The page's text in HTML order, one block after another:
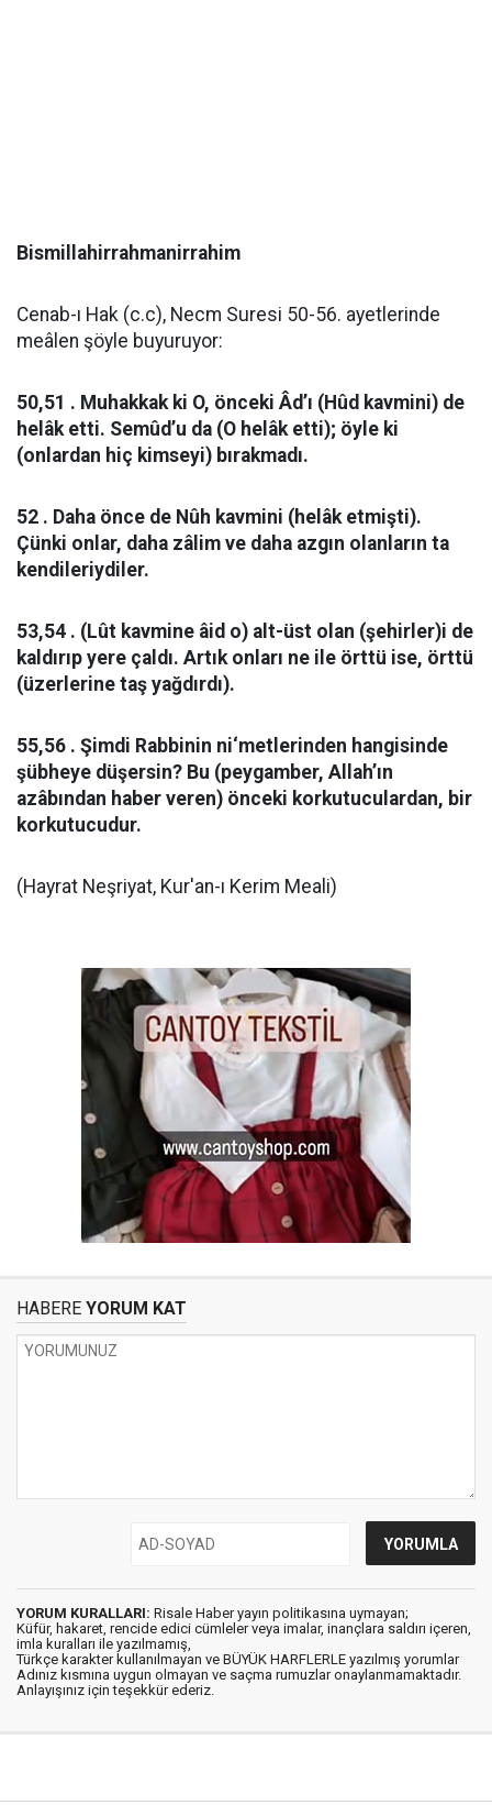
Bismillahirrahmanirrahim
Cenab-ı Hak (c.c), Necm Suresi 50-56. ayetlerinde
meâlen şöyle buyuruyor:
50,51 . Muhakkak ki O, önceki Âd’ı (Hûd kavmini) de
helâk etti. Semûd’u da (O helâk etti); öyle ki
(onlardan hiç kimseyi) bırakmadı.
52 . Daha önce de Nûh kavmini (helâk etmişti).
Çünki onlar, daha zâlim ve daha azgın olanların ta
kendileriydiler.
53,54 . (Lût kavmine âid o) alt-üst olan (şehirler)i de
kaldırıp yere çaldı. Artık onları ne ile örttü ise, örttü
(üzerlerine taş yağdırdı).
55,56 . Şimdi Rabbinin ni‘metlerinden hangisinde
şübheye düşersin? Bu (peygamber, Allah’ın
azâbından haber veren) önceki korkutuculardan, bir
korkutucudur.
(Hayrat Neşriyat, Kur'an-ı Kerim Meali)
HABERE YORUM KAT
YORUM KURALLARI: Risale Haber yayın politikasına uymayan;
Küfür, hakaret, rencide edici cümleler veya imalar, inançlara saldırı içeren,
imla kuralları ile yazılmamış,
Türkçe karakter kullanılmayan ve BÜYÜK HARFLERLE yazılmış yorumlar
Adınız kısmına uygun olmayan ve saçma rumuzlar onaylanmamaktadır.
Anlayışınız için teşekkür ederiz.